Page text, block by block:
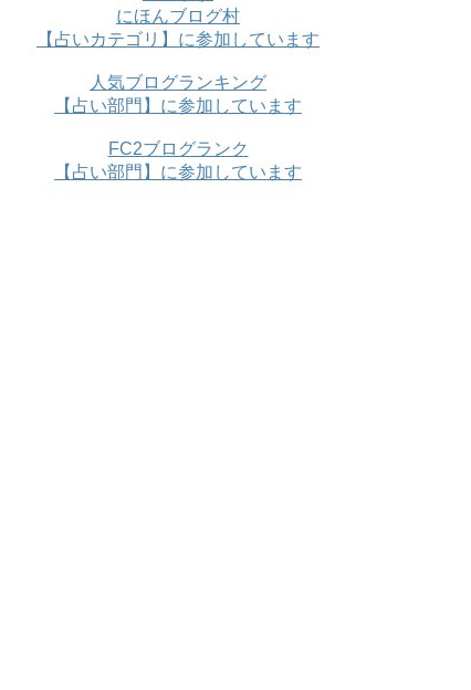
にほんブログ村
【占いカテゴリ】に参加しています
人気ブログランキング
【占い部門】に参加しています
FC2ブログランク
【占い部門】に参加しています